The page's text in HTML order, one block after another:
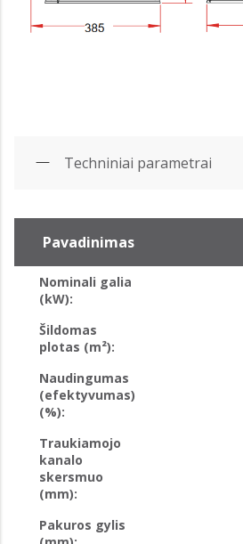
Techniniai parametrai
Pavadinimas
Nominali galia
(kW):
Šildomas
plotas (m²):
Naudingumas
(efektyvumas)
(%):
Traukiamojo
kanalo
skersmuo
(mm):
Pakuros gylis